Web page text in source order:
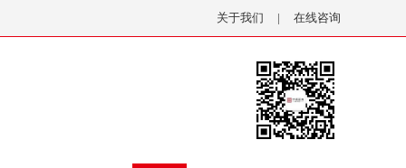
关于我们 | 在线咨询